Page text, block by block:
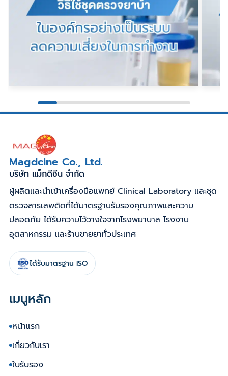
ชุดตรวจนิโคติน (Nicotine Test Kit) คือ
อุปกรณ์สำหรับตรวจคัดกรองการได้รับสาร
นิโคตินเข้าสู่ร่างกาย
ก
Magdcine Co., Ltd.
บริษัท แม็กดีซีน จำกัด
ผู้ผลิตและนำเข้าเครื่องมือแพทย์ Clinical Laboratory และชุด
ตรวจสารเสพติดที่ได้มาตรฐานรับรองคุณภาพและความ
ปลอดภัย ได้รับความไว้วางใจจากโรงพยาบาล โรงงาน
อุตสาหกรรม และร้านขายยาทั่วประเทศ
ได้รับมาตรฐาน ISO
เมนูหลัก
หน้าแรก
เกี่ยวกับเรา
ใบรับรอง